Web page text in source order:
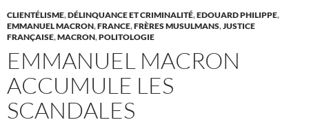
CLIENTÉLISME,DÉLINQUANCE ET CRIMINALITÉ,EDOUARD PHILIPPE,
EMMANUEL MACRON,FRANCE,FRÈRES MUSULMANS,JUSTICE
FRANÇAISE,MACRON,POLITOLOGIE
EMMANUEL MACRON
ACCUMULE LES
SCANDALES